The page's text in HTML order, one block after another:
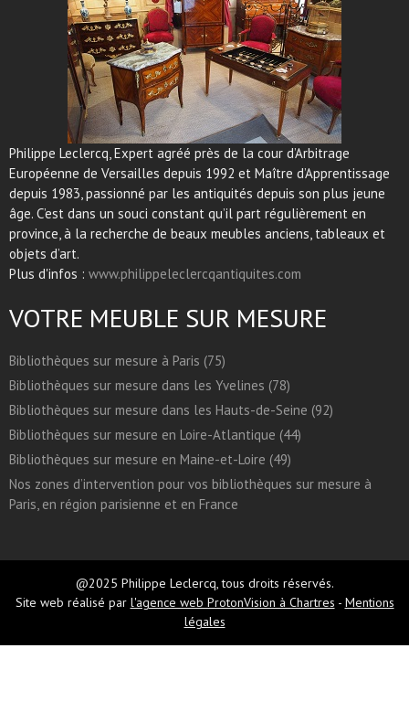
Philippe Leclercq, Expert agréé près de la cour d’Arbitrage
Européenne de Versailles depuis 1992 et Maître d’Apprentissage
depuis 1983, passionné par les antiquités depuis son plus jeune
âge. C’est dans un souci constant qu’il part régulièrement en
province, à la recherche de beaux meubles anciens, tableaux et
objets d’art.
Plus d'infos : www.philippeleclercqantiquites.com
VOTRE MEUBLE SUR MESURE
Bibliothèques sur mesure à Paris (75)
Bibliothèques sur mesure dans les Yvelines (78)
Bibliothèques sur mesure dans les Hauts-de-Seine (92)
Bibliothèques sur mesure en Loire-Atlantique (44)
Bibliothèques sur mesure en Maine-et-Loire (49)
Nos zones d’intervention pour vos bibliothèques sur mesure à
Paris, en région parisienne et en France
@2025 Philippe Leclercq, tous droits réservés.
Site web réalisé par l'agence web ProtonVision à Chartres - Mentions
légales